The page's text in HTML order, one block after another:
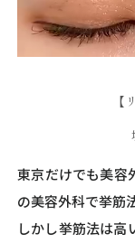
【
東京だけでも美容
の美容外科で挙筋
しかし挙筋法は高